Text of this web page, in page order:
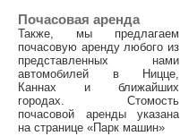
Почасовая аренда
Также, мы предлагаем
почасовую аренду любого из
представленных нами
автомобилей в Ницце,
Каннах и ближайших
городах. Стомость
почасовой аренды указана
на странице «Парк машин»